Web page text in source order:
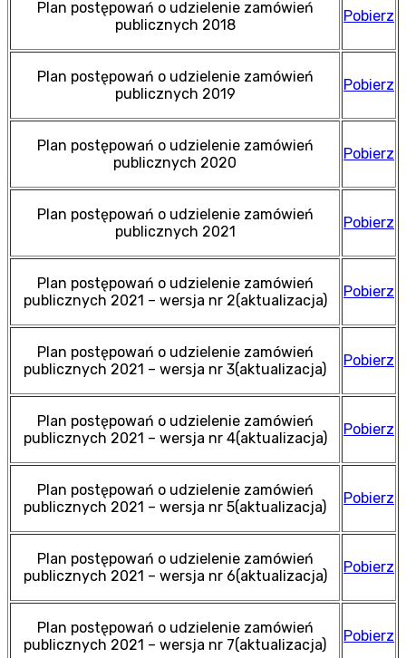
Plan postępowań o udzielenie zamówień
publicznych 2018
Pobierz
Plan postępowań o udzielenie zamówień
publicznych 2019
Pobierz
Plan postępowań o udzielenie zamówień
publicznych 2020
Pobierz
Plan postępowań o udzielenie zamówień
publicznych 2021
Pobierz
Plan postępowań o udzielenie zamówień
publicznych 2021 – wersja nr 2(aktualizacja)
Pobierz
Plan postępowań o udzielenie zamówień
publicznych 2021 – wersja nr 3(aktualizacja)
Pobierz
Plan postępowań o udzielenie zamówień
publicznych 2021 – wersja nr 4(aktualizacja)
Pobierz
Plan postępowań o udzielenie zamówień
publicznych 2021 – wersja nr 5(aktualizacja)
Pobierz
Plan postępowań o udzielenie zamówień
publicznych 2021 – wersja nr 6(aktualizacja)
Pobierz
Plan postępowań o udzielenie zamówień
publicznych 2021 – wersja nr 7(aktualizacja)
Pobierz